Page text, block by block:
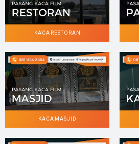
KACA RESTORAN
KACA MASJID